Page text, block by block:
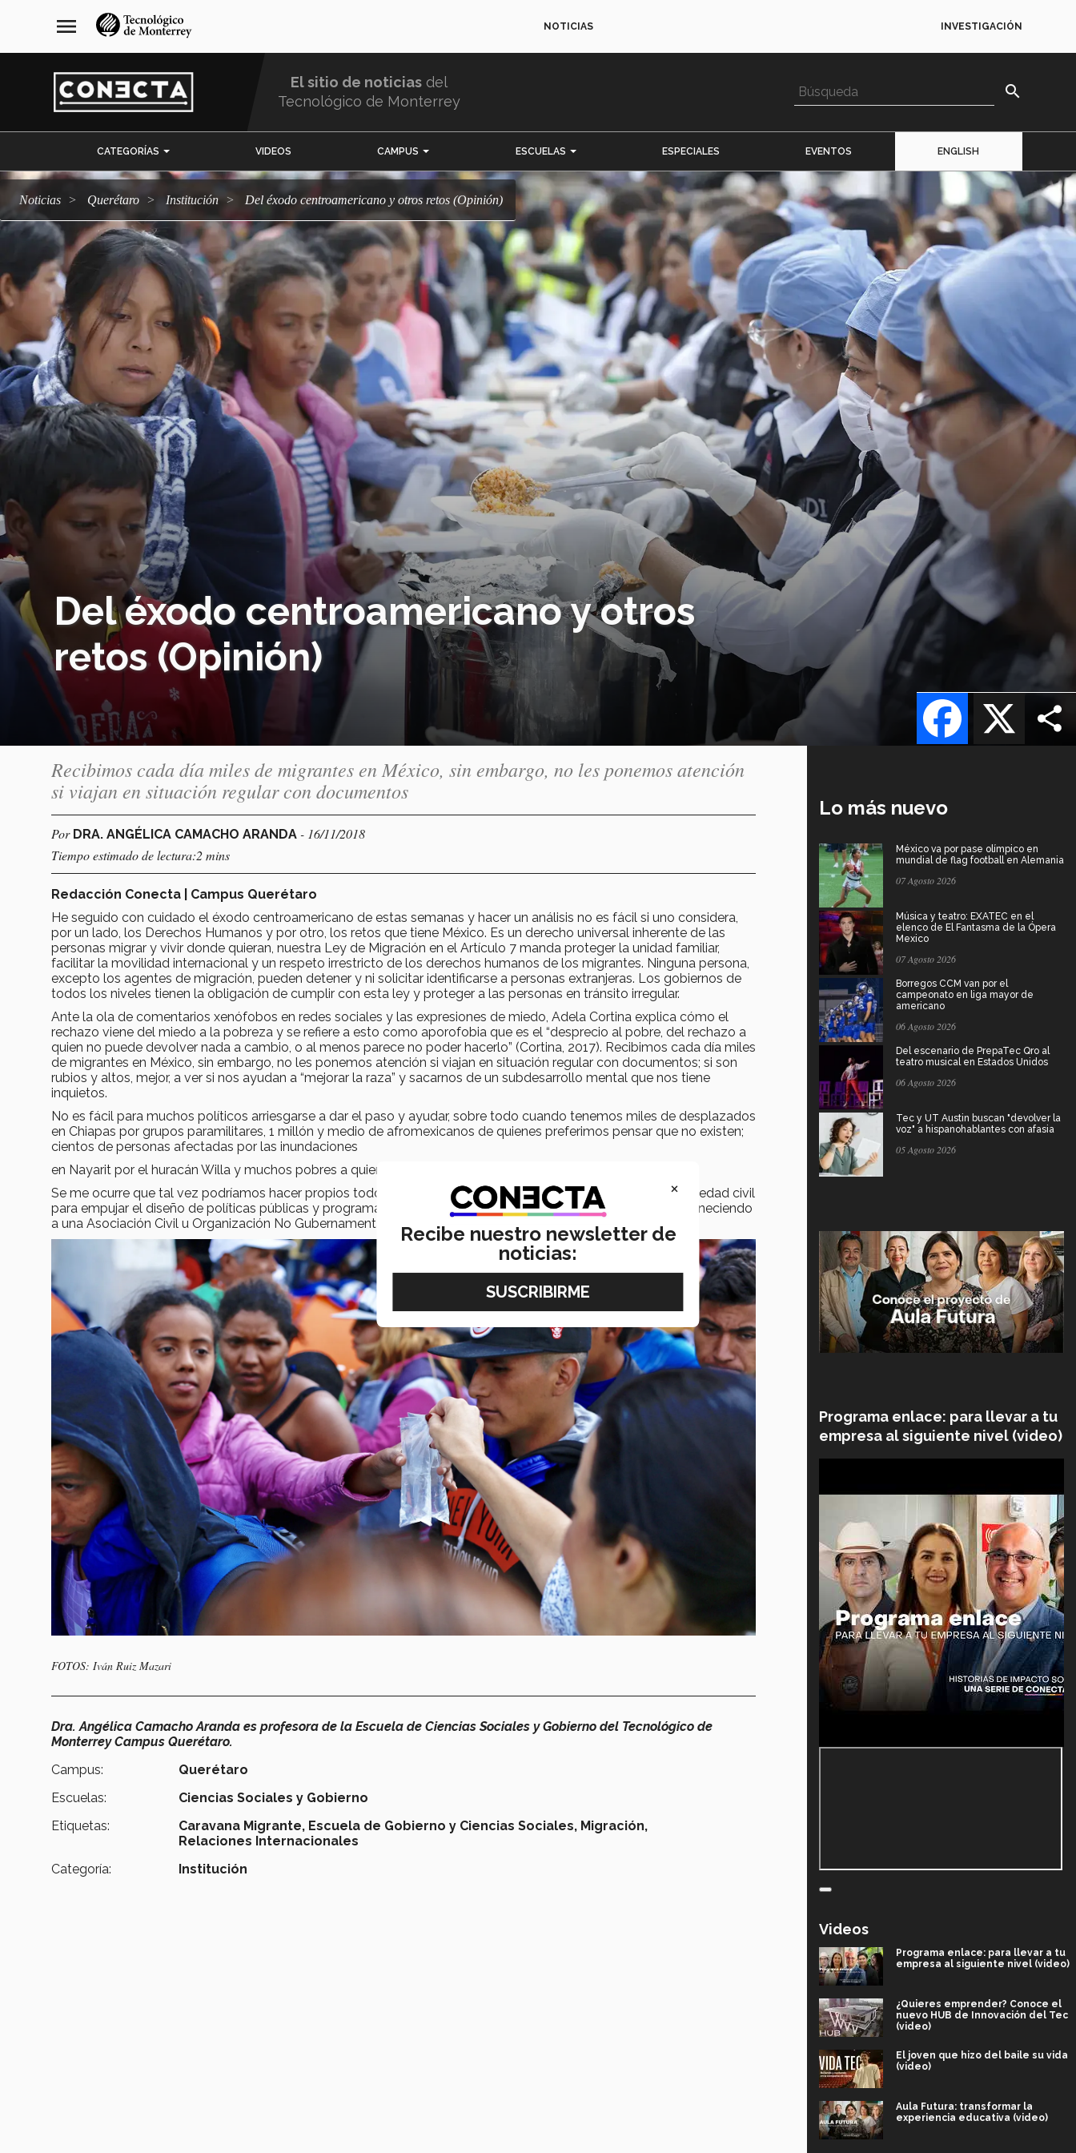
navegación
principal
menu NOTICIAS INVESTIGACIÓN
El sitio de noticias del
Tecnológico de Monterrey
search
CATEGORÍAS VIDEOS CAMPUS ESCUELAS ESPECIALES EVENTOS ENGLISH
Noticias Querétaro Institución Del éxodo centroamericano y otros retos (Opinión)
Del éxodo centroamericano y otros
retos (Opinión)
X
Facebook
Recibimos cada día miles de migrantes en México, sin embargo, no les ponemos atención
si viajan en situación regular con documentos
Por DRA. ANGÉLICA CAMACHO ARANDA - 16/11/2018
Tiempo estimado de lectura:2 mins
Redacción Conecta | Campus Querétaro
He seguido con cuidado el éxodo centroamericano de estas semanas y hacer un análisis no es fácil si uno considera,
por un lado, los Derechos Humanos y por otro, los retos que tiene México. Es un derecho universal inherente de las
personas migrar y vivir donde quieran, nuestra Ley de Migración en el Artículo 7 manda proteger la unidad familiar,
facilitar la movilidad internacional y un respeto irrestricto de los derechos humanos de los migrantes. Ninguna persona,
excepto los agentes de migración, pueden detener y ni solicitar identificarse a personas extranjeras. Los gobiernos de
todos los niveles tienen la obligación de cumplir con esta ley y proteger a las personas en tránsito irregular.
Ante la ola de comentarios xenófobos en redes sociales y las expresiones de miedo, Adela Cortina explica cómo el
rechazo viene del miedo a la pobreza y se refiere a esto como aporofobia que es el “desprecio al pobre, del rechazo a
quien no puede devolver nada a cambio, o al menos parece no poder hacerlo” (Cortina, 2017). Recibimos cada día miles
de migrantes en México, sin embargo, no les ponemos atención si viajan en situación regular con documentos; si son
rubios y altos, mejor, a ver si nos ayudan a “mejorar la raza” y sacarnos de un subdesarrollo mental que nos tiene
inquietos.
No es fácil para muchos políticos arriesgarse a dar el paso y ayudar, sobre todo cuando tenemos miles de desplazados
en Chiapas por grupos paramilitares, 1 millón y medio de afromexicanos de quienes preferimos pensar que no existen;
cientos de personas afectadas por las inundaciones
en Nayarit por el huracán Willa y muchos pobres a quienes no llegan las posibilidades de desarrollo.
Se me ocurre que tal vez podríamos hacer propios todos estos problemas y que nos organicemos como sociedad civil
para empujar el diseño de políticas públicas y programas que integren a todos. Una forma de hacerlo es perteneciendo
a una Asociación Civil u Organización No Gubernamental de acuerdo con nuestros intereses.
FOTOS: Iván Ruiz Mazari
Dra. Angélica Camacho Aranda es profesora de la Escuela de Ciencias Sociales y Gobierno del Tecnológico de
Monterrey Campus Querétaro.
Campus:
Querétaro
Escuelas:
Ciencias Sociales y Gobierno
Etiquetas:
Caravana Migrante, Escuela de Gobierno y Ciencias Sociales, Migración,
Relaciones Internacionales
Categoría:
Institución
Lo más nuevo
México va por pase olímpico en
mundial de flag football en Alemania
07 Agosto 2026
Música y teatro: EXATEC en el
elenco de El Fantasma de la Ópera
Mexico
07 Agosto 2026
Borregos CCM van por el
campeonato en liga mayor de
americano
06 Agosto 2026
Del escenario de PrepaTec Qro al
teatro musical en Estados Unidos
06 Agosto 2026
Tec y UT Austin buscan "devolver la
voz" a hispanohablantes con afasia
05 Agosto 2026
Programa enlace: para llevar a tu
empresa al siguiente nivel (video)
Videos
Programa enlace: para llevar a tu
empresa al siguiente nivel (video)
¿Quieres emprender? Conoce el
nuevo HUB de Innovación del Tec
(video)
El joven que hizo del baile su vida
(video)
Aula Futura: transformar la
experiencia educativa (video)
×
Recibe nuestro newsletter de
noticias: